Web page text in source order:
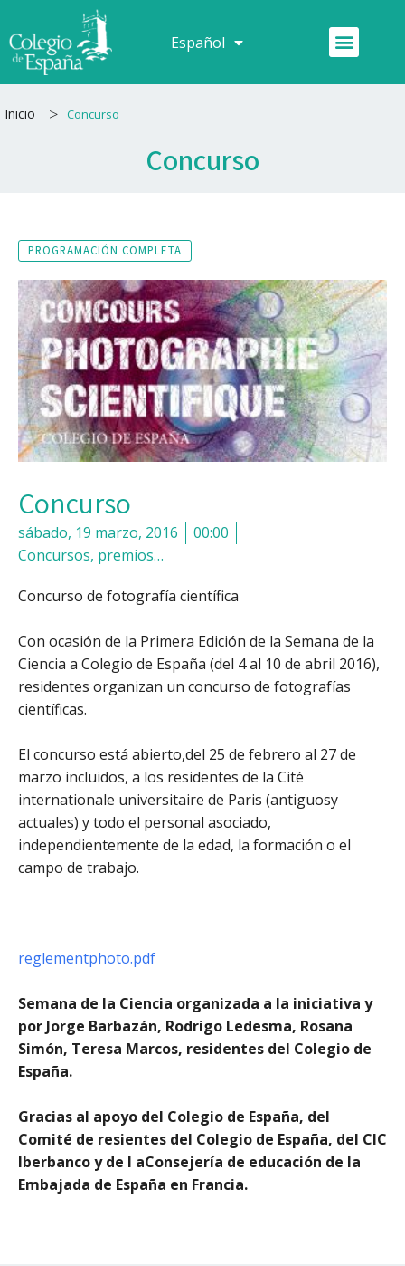
al
contenido
Español
Français Menú
Inicio > Concurso
Concurso
PROGRAMACIÓN COMPLETA
Concurso
sábado, 19 marzo, 2016
00:00
Concursos, premios…
Concurso de fotografía científica
Con ocasión de la Primera Edición de la Semana de la
Ciencia a Colegio de España (del 4 al 10 de abril 2016),
residentes organizan un concurso de fotografías
científicas.
El concurso está abierto,del 25 de febrero al 27 de
marzo incluidos, a los residentes de la Cité
internationale universitaire de Paris (antiguosy
actuales) y todo el personal asociado,
independientemente de la edad, la formación o el
campo de trabajo.
reglementphoto.pdf
Semana de la Ciencia organizada a la iniciativa y
por Jorge Barbazán, Rodrigo Ledesma, Rosana
Simón, Teresa Marcos, residentes del Colegio de
España.
Gracias al apoyo del Colegio de España, del
Comité de resientes del Colegio de España, del CIC
Iberbanco y de l aConsejería de educación de la
Embajada de España en Francia.